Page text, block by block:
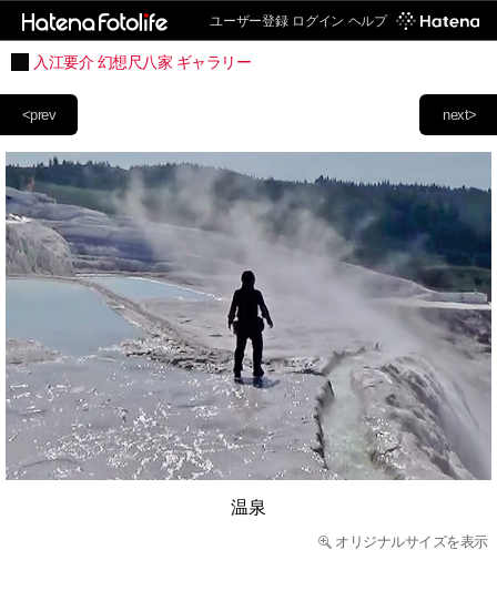
ユーザー登録 ログイン ヘルプ
入江要介 幻想尺八家 ギャラリー
next>
<prev
温泉
オリジナルサイズを表示